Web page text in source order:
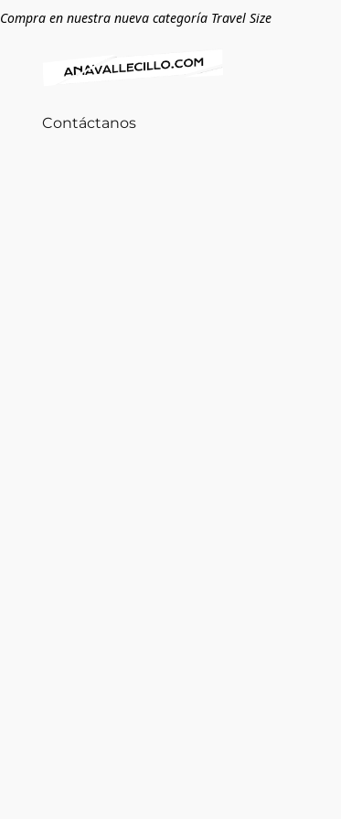
Compra en nuestra nueva categoría Travel Size
Contáctanos